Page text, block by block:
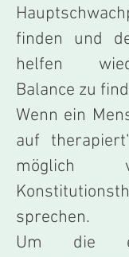
finden und
helfen
Balance zu
Wenn ein
auf
möglich
sprechen.
Um die